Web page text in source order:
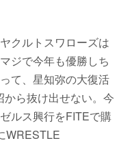
クルトスワローズは
ジで今年も優勝しち
て、星知弥の大復活
から抜け出せない。今
ルス興行をFITEで購
WRESTLE